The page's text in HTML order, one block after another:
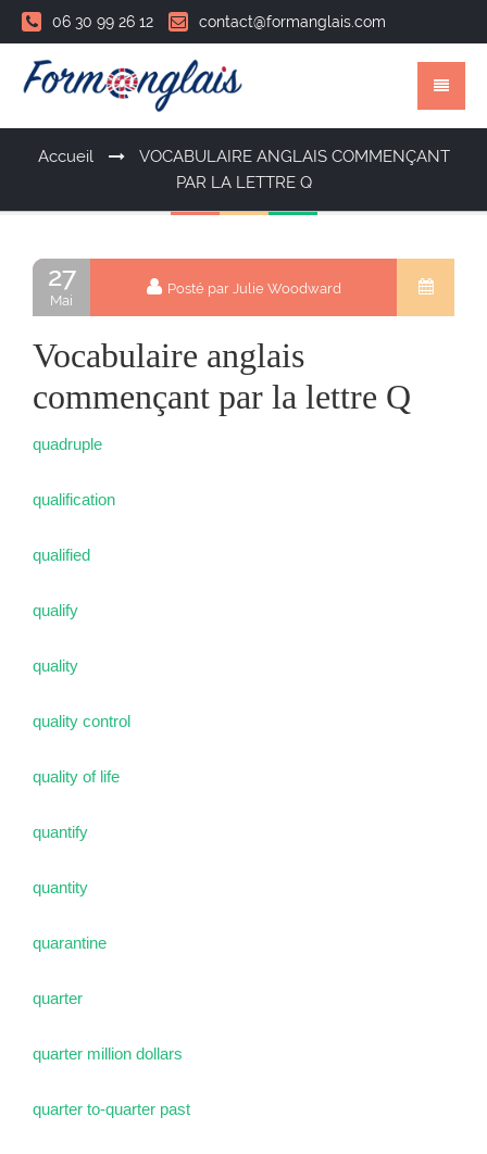
06 30 99 26 12 contact@formanglais.com
Accueil
VOCABULAIRE ANGLAIS COMMENÇANT
PAR LA LETTRE Q
27
Mai
Posté par Julie Woodward
Vocabulaire anglais
commençant par la lettre Q
quadruple
qualification
qualified
qualify
quality
quality control
quality of life
quantify
quantity
quarantine
quarter
quarter million dollars
quarter to-quarter past